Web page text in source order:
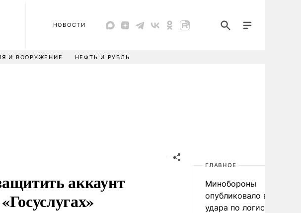
НОВОСТИ
И ВООРУЖЕНИЕ НЕФТЬ И РУБЛЬ
аккаунт
ГЛАВНОЕ
Минобороны
опубликовало видео
удара по